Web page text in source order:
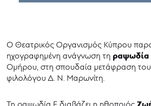
Ο Θεατρικός Οργανισμός Κύπρου
ηχογραφημένη ανάγνωση τη
Ομήρου, στη σπουδαία μετάφραση του
φιλολόγου Δ. Ν. Μαρωνίτη.
Τη ραψωδία Ε διαβάζει η ηθοποιός